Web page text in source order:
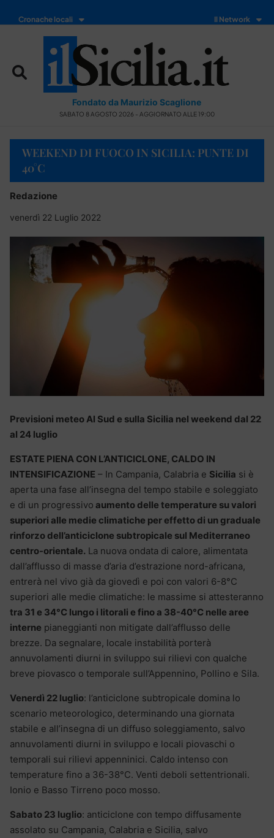
Cronache locali Il Network
Fondato da Maurizio Scaglione
SABATO 8 AGOSTO 2026 - AGGIORNATO ALLE 19:00
WEEKEND DI FUOCO IN SICILIA: PUNTE DI
40°C
Redazione
venerdì 22 Luglio 2022
Previsioni meteo Al Sud e sulla Sicilia nel weekend dal 22
al 24 luglio
ESTATE PIENA CON L’ANTICICLONE, CALDO IN
INTENSIFICAZIONE – In Campania, Calabria e Sicilia si è
aperta una fase all’insegna del tempo stabile e soleggiato
e di un progressivo aumento delle temperature su valori
superiori alle medie climatiche per effetto di un graduale
rinforzo dell’anticiclone subtropicale sul Mediterraneo
centro-orientale. La nuova ondata di calore, alimentata
dall’afflusso di masse d’aria d’estrazione nord-africana,
entrerà nel vivo già da giovedì e poi con valori 6-8°C
superiori alle medie climatiche: le massime si attesteranno
tra 31 e 34°C lungo i litorali e fino a 38-40°C nelle aree
interne pianeggianti non mitigate dall’afflusso delle
brezze. Da segnalare, locale instabilità porterà
annuvolamenti diurni in sviluppo sui rilievi con qualche
breve piovasco o temporale sull’Appennino, Pollino e Sila.
Venerdì 22 luglio: l’anticiclone subtropicale domina lo
scenario meteorologico, determinando una giornata
stabile e all’insegna di un diffuso soleggiamento, salvo
annuvolamenti diurni in sviluppo e locali piovaschi o
temporali sui rilievi appenninici. Caldo intenso con
temperature fino a 36-38°C. Venti deboli settentrionali.
Ionio e Basso Tirreno poco mosso.
Sabato 23 luglio: anticiclone con tempo diffusamente
assolato su Campania, Calabria e Sicilia, salvo